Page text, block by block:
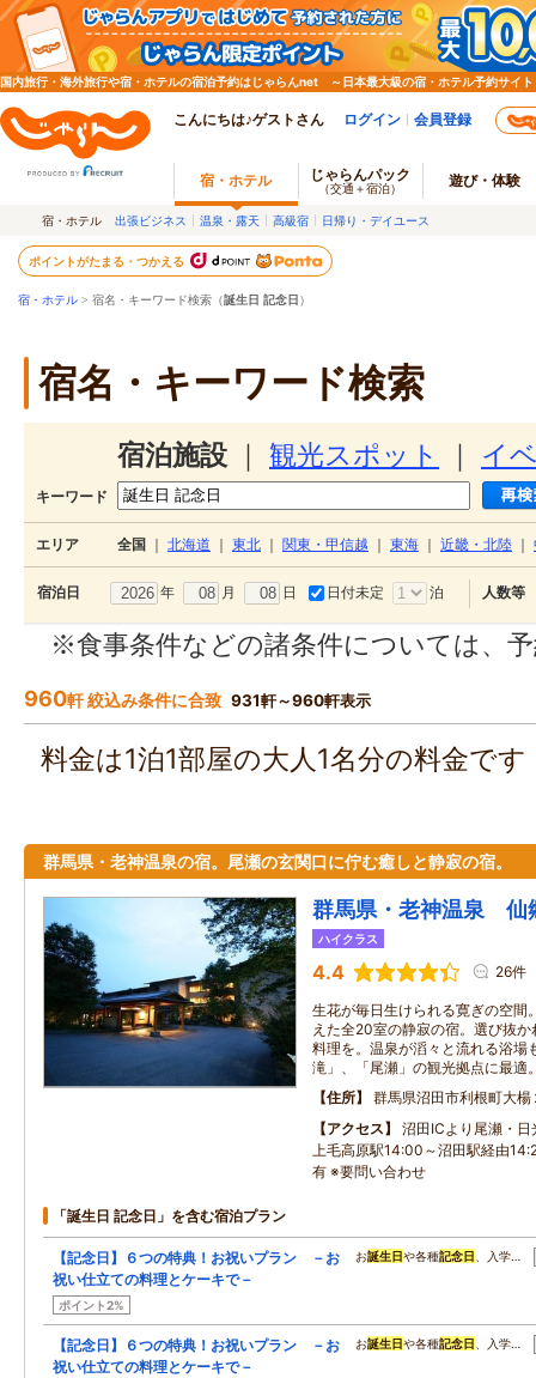
国内旅行・海外旅行や宿・ホテルの宿泊予約はじゃらんnet ～日本最大級の宿・ホテル予約サイト
こんにちは♪ゲストさん ログイン 会員登録
宿・ホテル じゃらんパック
（交通＋宿泊） 遊び・体験
宿・ホテル 出張ビジネス 温泉・露天 高級宿 日帰り・デイユース
ポイントがたまる・つかえる
宿・ホテル > 宿名・キーワード検索（誕生日 記念日 ）
宿名・キーワード検索
宿泊施設 観光スポット イ
キーワード
エリア 全国 北海道 東北 関東・甲信越 東海 近畿・北陸
宿泊日 年 月 日 日付未定 泊 人数等
※食事条件などの諸条件については、
960軒 絞込み条件に合致 931軒～960軒表示
料金は1泊1部屋の大人1名分の料金で
群馬県・老神温泉の宿。尾瀬の玄関口に佇む癒しと静寂の宿。
群馬県・老神温泉 仙
ハイクラス
4.4 26件
生花が毎日生けられる寛ぎの空間
えた全20室の静寂の宿。選び抜
料理を。温泉が滔々と流れる浴場
滝」、「尾瀬」の観光拠点に最適
住所
群馬県沼田市利根町大楊
アクセス
沼田ICより尾瀬・
上毛高原駅14:00～沼田駅経由
有 ※要問い合わせ
「誕生日 記念日」を含む宿泊プラン
【記念日】６つの特典！お祝いプラン －お
祝い仕立ての料理とケーキで－
ポイント2%
お誕生日や各種記念日 、入学…
【記念日】６つの特典！お祝いプラン －お
祝い仕立ての料理とケーキで－
お誕生日や各種記念日 、入学…